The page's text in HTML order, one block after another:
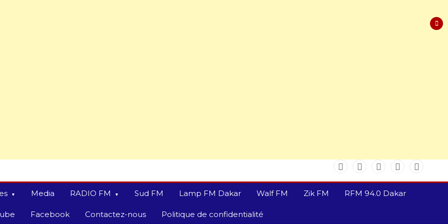
Media RADIO FM Sud FM Lamp FM Dakar Walf FM Zik FM RFM 94.0 Dakar
Facebook Contactez-nous Politique de confidentialité